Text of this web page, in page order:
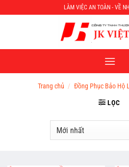
đến
LÀM VIỆC AN TOÀN - VỀ
Trang chủ / Đồng Phục Bảo Hộ
LỌC